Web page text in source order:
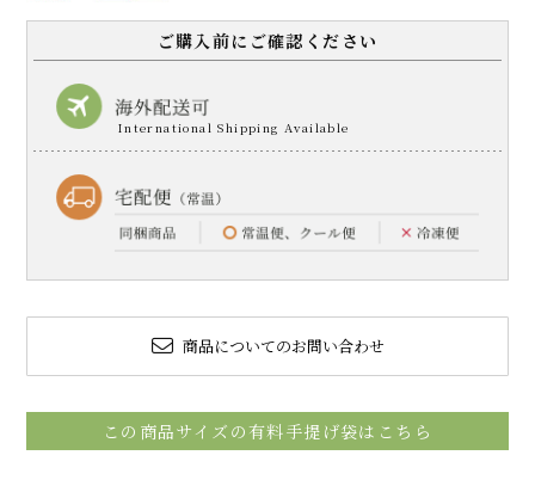
ご購入前にご確認ください
商品についてのお問い合わせ
この商品サイズの有料手提げ袋はこちら